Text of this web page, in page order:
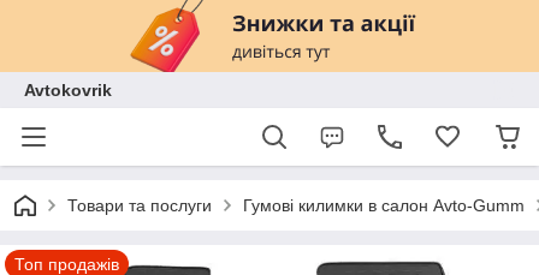
Avtokovrik
Товари та послуги Гумові килимки в салон Avto-Gumm
Топ продажів